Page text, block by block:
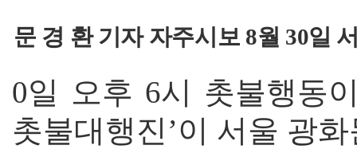
문 경 환 기자 자주시보 8월 30일
0일 오후 6시 촛불행동
촛불대행진’이 서울 광